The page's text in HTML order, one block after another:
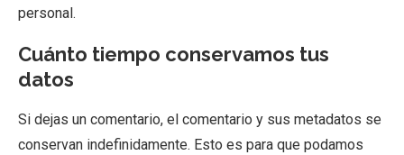
personal.
Cuánto tiempo conservamos tus
datos
Si dejas un comentario, el comentario y sus metadatos se
conservan indefinidamente. Esto es para que podamos